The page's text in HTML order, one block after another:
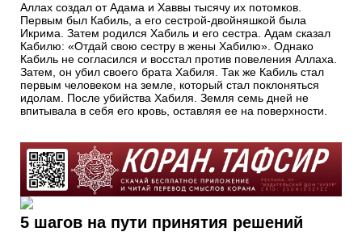
Аллах создал от Адама и Хаввы тысячу их потомков.
Первым был Кабиль, а его сестрой-двойняшкой была
Икрима. Затем родился Хабиль и его сестра. Адам сказал
Кабилю: «Отдай свою сестру в жены Хабилю». Однако
Кабиль не согласился и восстал против повеления Аллаха.
Затем, он убил своего брата Хабиля. Так же Кабиль стал
первым человеком на земле, который стал поклоняться
идолам. После убийства Хабиля. Земля семь дней не
впитывала в себя его кровь, оставляя ее на поверхности.
5 шагов на пути принятия решений